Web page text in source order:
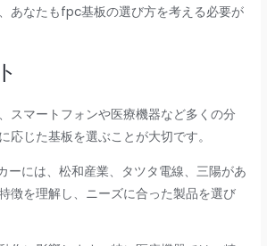
あなたもfpc基板の選び方を考える必要が
スマートフォンや医療機器など多くの分
応じた基板を選ぶことが大切です。
ーには、松和産業、タツタ電線、三陽があ
徴を理解し、ニーズに合った製品を選び